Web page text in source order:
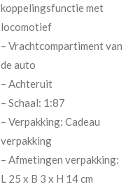
koppelingsfunctie met
locomotief
– Vrachtcompartiment van
de auto
– Achteruit
– Schaal: 1:87
– Verpakking: Cadeau
verpakking
– Afmetingen verpakking:
L 25 x B 3 x H 14 cm